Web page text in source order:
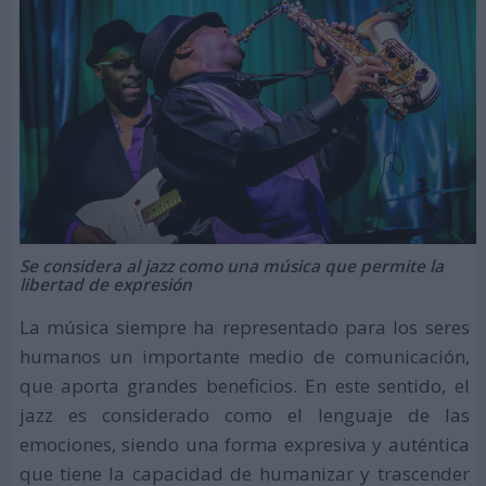
Se considera al jazz como una música que permite la
libertad de expresión
La música siempre ha representado para los seres
humanos un importante medio de comunicación,
que aporta grandes beneficios. En este sentido, el
jazz es considerado como el lenguaje de las
emociones, siendo una forma expresiva y auténtica
que tiene la capacidad de humanizar y trascender